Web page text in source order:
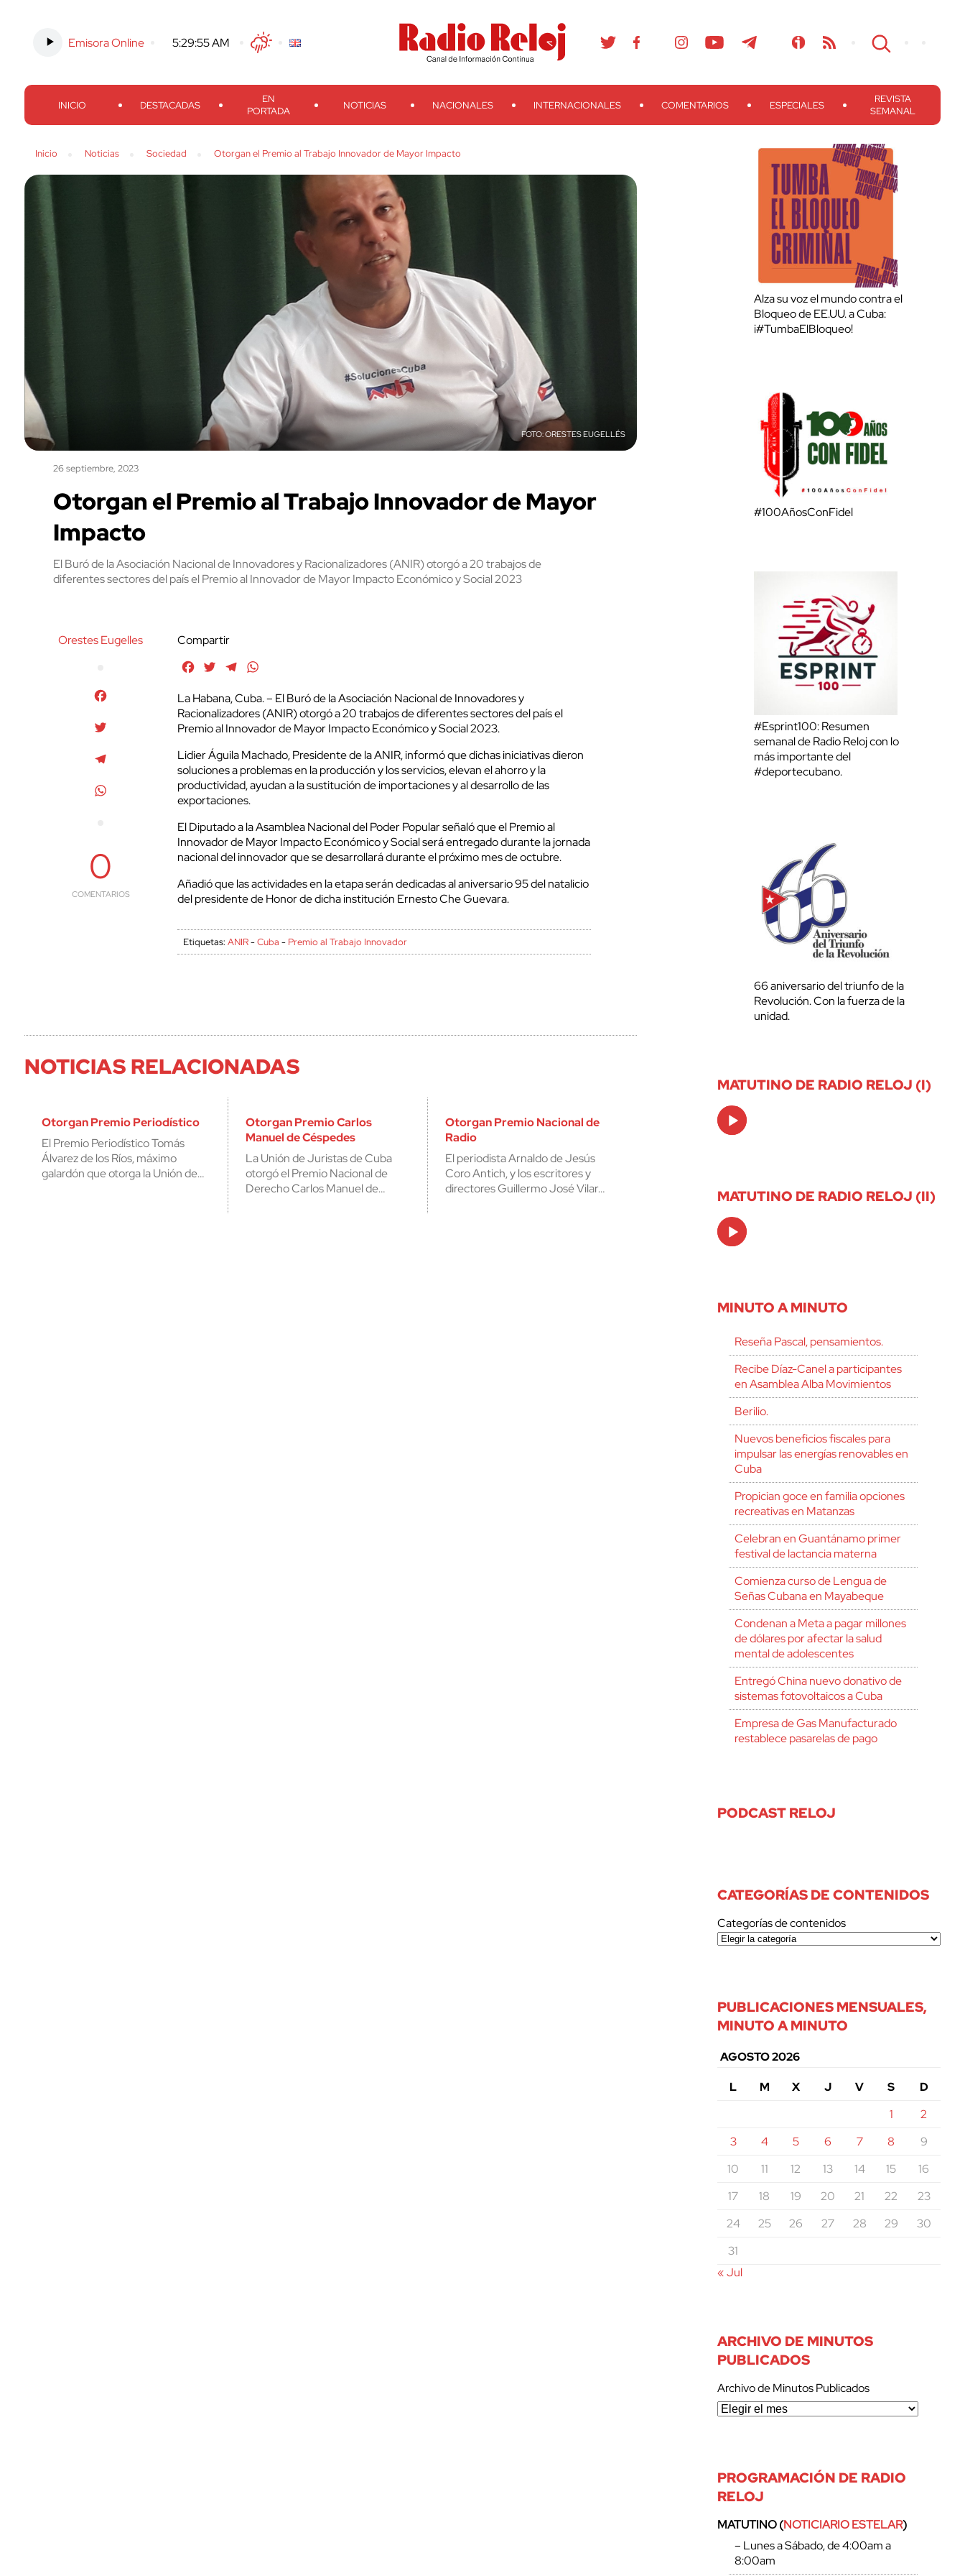
Emisora Online 5:29:56 AM TwitterFacebook
Threads
Instagram TelegramTeveo Ivoox RSS Search
INICIO DESTACADAS
EN
PORTADA
NOTICIAS NACIONALES INTERNACIONALES COMENTARIOS ESPECIALES
REVISTA
SEMANAL
Inicio Noticias Sociedad Otorgan el Premio al Trabajo Innovador de Mayor Impacto
ORESTES EUGELLÉS
26 septiembre, 2023
Otorgan el Premio al Trabajo Innovador de Mayor
Impacto
El Buró de la Asociación Nacional de Innovadores y Racionalizadores (ANIR) otorgó a 20 trabajos de
diferentes sectores del país el Premio al Innovador de Mayor Impacto Económico y Social 2023
Orestes Eugelles
0
COMENTARIOS
Compartir
FacebookTwitterTelegram
La Habana, Cuba. – El Buró de la Asociación Nacional de Innovadores y
Racionalizadores (ANIR) otorgó a 20 trabajos de diferentes sectores del país el
Premio al Innovador de Mayor Impacto Económico y Social 2023.
Lidier Águila Machado, Presidente de la ANIR, informó que dichas iniciativas dieron
soluciones a problemas en la producción y los servicios, elevan el ahorro y la
productividad, ayudan a la sustitución de importaciones y al desarrollo de las
exportaciones.
El Diputado a la Asamblea Nacional del Poder Popular señaló que el Premio al
Innovador de Mayor Impacto Económico y Social será entregado durante la jornada
nacional del innovador que se desarrollará durante el próximo mes de octubre.
Añadió que las actividades en la etapa serán dedicadas al aniversario 95 del natalicio
del presidente de Honor de dicha institución Ernesto Che Guevara.
Etiquetas:ANIR-Cuba - Premio al Trabajo Innovador
NOTICIAS RELACIONADAS
Otorgan Premio Periodístico
El Premio Periodístico Tomás
Álvarez de los Ríos, máximo
galardón que otorga la Unión de…
Otorgan Premio Carlos
Manuel de Céspedes
La Unión de Juristas de Cuba
otorgó el Premio Nacional de
Derecho Carlos Manuel de…
Otorgan Premio Nacional de
Radio
El periodista Arnaldo de Jesús
Coro Antich, y los escritores y
directores Guillermo José Vilar…
Alza su voz el mundo contra el
Bloqueo de EE.UU. a Cuba:
¡#TumbaElBloqueo!
#100AñosConFidel
#Esprint100: Resumen
semanal de Radio Reloj con lo
más importante del
#deportecubano.
66 aniversario del triunfo de la
Revolución. Con la fuerza de la
unidad.
MATUTINO DE RADIO RELOJ (I)
Audio
Player
MATUTINO DE RADIO RELOJ (II)
Audio
Player
MINUTO A MINUTO
Reseña Pascal, pensamientos.
Recibe Díaz-Canel a participantes
en Asamblea Alba Movimientos
Berilio.
Nuevos beneficios fiscales para
impulsar las energías renovables en
Cuba
Propician goce en familia opciones
recreativas en Matanzas
Celebran en Guantánamo primer
festival de lactancia materna
Comienza curso de Lengua de
Señas Cubana en Mayabeque
Condenan a Meta a pagar millones
de dólares por afectar la salud
mental de adolescentes
Entregó China nuevo donativo de
sistemas fotovoltaicos a Cuba
Empresa de Gas Manufacturado
restablece pasarelas de pago
PODCAST RELOJ
CATEGORÍAS DE CONTENIDOS
Categorías de contenidos
PUBLICACIONES MENSUALES,
MINUTO A MINUTO
AGOSTO 2026
L
M X J V S
D
1
2
3
4 5 6 7 8
9
10
11 12 13 14 15
16
17
18 19 20 21 22
23
24
25 26 27 28 29
30
31
« Jul
ARCHIVO DE MINUTOS
PUBLICADOS
Archivo de Minutos Publicados
PROGRAMACIÓN DE RADIO
RELOJ
MATUTINO (NOTICIARIO ESTELAR)
– Lunes a Sábado, de 4:00am a
8:00am